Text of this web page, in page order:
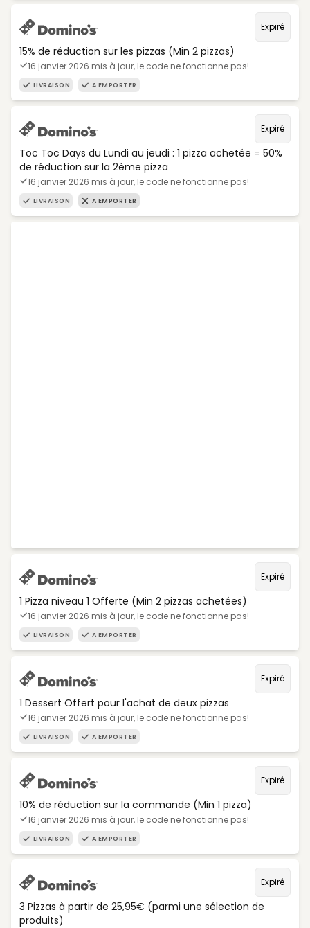
Expiré
15% de réduction sur les pizzas (Min 2 pizzas)
16 janvier 2026 mis à jour, le code ne fonctionne pas!
LIVRAISON A EMPORTER
Expiré
Toc Toc Days du Lundi au jeudi : 1 pizza achetée = 50%
de réduction sur la 2ème pizza
16 janvier 2026 mis à jour, le code ne fonctionne pas!
LIVRAISON A EMPORTER
Expiré
1 Pizza niveau 1 Offerte (Min 2 pizzas achetées)
16 janvier 2026 mis à jour, le code ne fonctionne pas!
LIVRAISON A EMPORTER
Expiré
1 Dessert Offert pour l'achat de deux pizzas
16 janvier 2026 mis à jour, le code ne fonctionne pas!
LIVRAISON A EMPORTER
Expiré
10% de réduction sur la commande (Min 1 pizza)
16 janvier 2026 mis à jour, le code ne fonctionne pas!
LIVRAISON A EMPORTER
Expiré
3 Pizzas à partir de 25,95€ (parmi une sélection de
produits)